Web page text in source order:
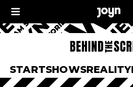
STARTSHOWSREALITY